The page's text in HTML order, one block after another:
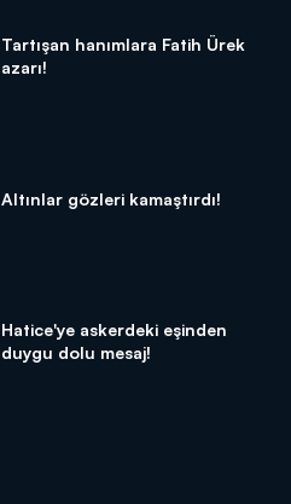
Tartışan hanımlara Fatih Ürek
azarı!
Altınlar gözleri kamaştırdı!
Hatice'ye askerdeki eşinden
duygu dolu mesaj!